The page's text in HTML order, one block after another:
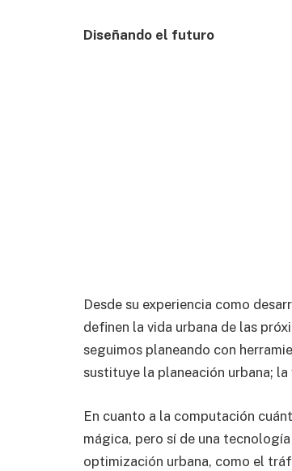
Diseñando el futuro
Desde su experiencia como
definen la vida urbana de las
seguimos planeando con
sustituye la planeación urbana;
En cuanto a la computación
mágica, pero sí de una
optimización urbana, como el